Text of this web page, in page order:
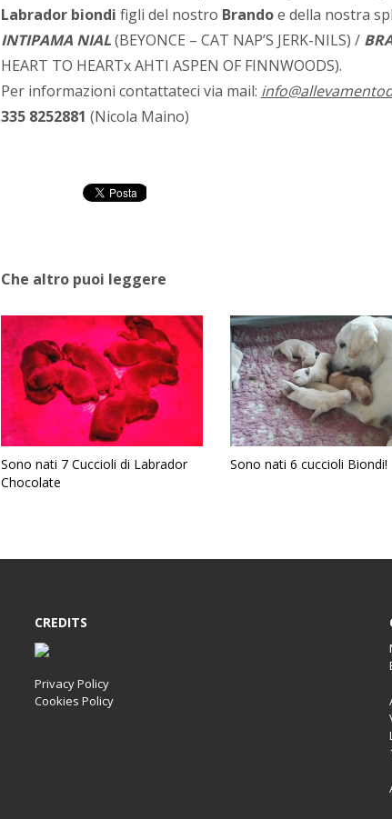
Labrador biondi figli del nostro Brandoe della nostra
INTIPAMA NIAL(BEYONCE – CAT NAP’S JERK-NILS) /
HEART TO HEARTx AHTI ASPEN OF FINNWOODS).
Per informazioni contattateci via mail:
335 8252881 (Nicola Maino)
Che altro puoi leggere
Sono nati 7 Cuccioli di Labrador
Chocolate
Sono nati 6 cuccioli Biondi!
CREDITS
Privacy Policy
Cookies Policy